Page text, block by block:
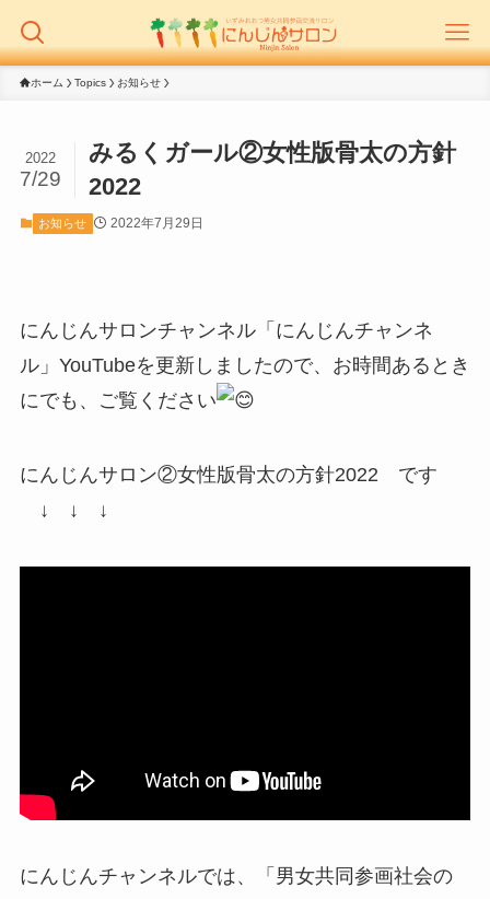
ホーム Topics お知らせ
みるくガール②女性版骨太の方針
2022
2022
7/29
お知らせ 2022年7月29日
にんじんサロンチャンネル「にんじんチャンネ
ル」YouTubeを更新しましたので、お時間あるとき
にでも、ご覧ください
にんじんサロン②女性版骨太の方針2022 です
↓ ↓ ↓
にんじんチャンネルでは、「男女共同参画社会の